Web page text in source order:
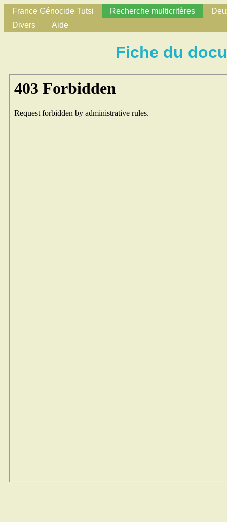
France Génocide Tutsi Recherche multicritères
Divers
Aide
Fiche du